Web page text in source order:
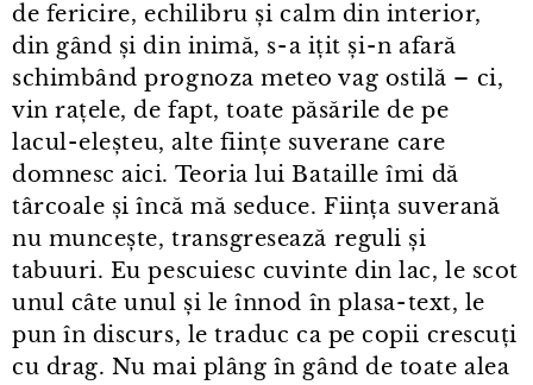
de fericire, echilibru și calm din interior,
din gând și din inimă, s⁠-⁠a ițit și⁠-⁠n afară
schimbând prognoza meteo vag ostilă – ci,
vin rațele, de fapt, toate păsările de pe
lacul⁠-⁠eleșteu, alte ființe suverane care
domnesc aici. Teoria lui Bataille îmi dă
târcoale și încă mă seduce. Ființa suverană
nu muncește, transgresează reguli și
tabuuri. Eu pescuiesc cuvinte din lac, le scot
unul câte unul și le înnod în plasa⁠-⁠text, le
pun în discurs, le traduc ca pe copii crescuți
cu drag. Nu mai plâng în gând de toate alea